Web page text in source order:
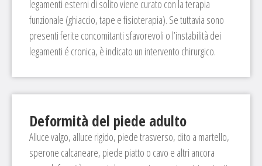
legamenti esterni di solito viene curato con la terapia
funzionale (ghiaccio, tape e fisioterapia). Se tuttavia sono
presenti ferite concomitanti sfavorevoli o l’instabilità dei
legamenti é cronica, è indicato un intervento chirurgico.
Deformità del piede adulto
Alluce valgo, alluce rigido, piede trasverso, dito a martello,
sperone calcaneare, piede piatto o cavo e altri ancora